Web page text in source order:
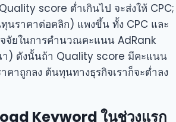
score ต่ำเกินไป จะส่งให้ CPC;
นราคาต่อคลิก) แพงขึ้น ทั้ง CPC และ
จัยในการคำนวณคะแนน AdRank
) ดังนั้นถ้า Quality score มีคะแนน
คาถูกลง ต้นทุนทางธุรกิจเราก็จะต่ำลง
Keyword ในช่วงแรก